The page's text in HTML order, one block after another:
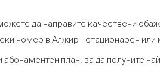
да направите качествени
номер в Алжир - стационарен или
абонаментен план, за да получите